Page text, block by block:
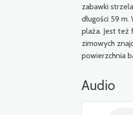
zabawki
długości 59
plaża. Jest też
zimowych
powierzchnia
Audio